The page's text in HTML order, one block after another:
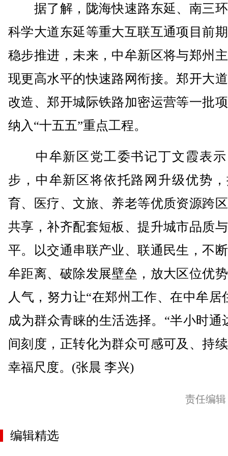
据了解，陇海快速路东延、南三
科学大道东延等重大互联互通项目前
稳步推进，未来，中牟新区将与郑州
现更高水平的快速路网衔接。郑开大
改造、郑开城际铁路加密运营等一批
纳入“十五五”重点工程。
中牟新区党工委书记丁文霞表示
步，中牟新区将依托路网升级优势
育、医疗、文旅、养老等优质资源跨
共享，补齐配套短板、提升城市品质
平。以交通串联产业、联通民生，不
牟距离、破除发展壁垒，放大区位优
人气，努力让“在郑州工作、在中牟居
成为群众青睐的生活选择。“半小时通
间刻度，正转化为群众可感可及、持
幸福尺度。(张晨 李兴)
责任编
编辑精选